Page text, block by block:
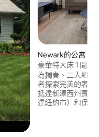
Newark的公寓
豪華特大床 1 間臥
分鐘到保德信/賓
為獨奏、二人組、
者探索完美的奢華住宿！ 步行
抵達新澤西州賓州
達紐約市）和保誠